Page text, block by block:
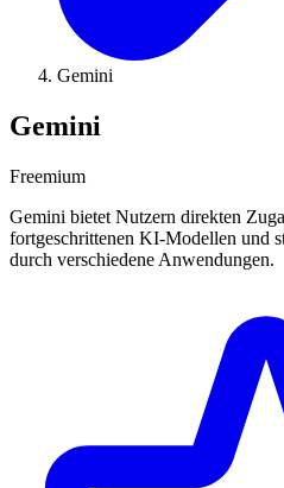
Gemini
Gemini
Freemium
Gemini bietet Nutzern direkten
fortgeschrittenen KI-Modellen und
durch verschiedene Anwendungen.